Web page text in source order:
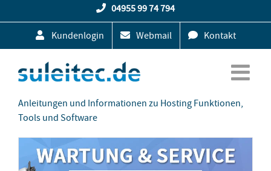
Inhalt
04955 99 74 794
Kundenlogin Webmail Kontakt
Anleitungen und Informationen zu Hosting Funktionen,
Tools und Software